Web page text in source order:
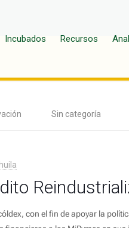
Incubados Recursos
Sin categoría
con el fin de apoyar la